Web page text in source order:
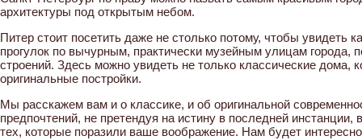
архитектуры под открытым небом.
Питер стоит посетить даже не столько потому, чтобы увидеть
прогулок по вычурным, практически музейным улицам
строений. Здесь можно увидеть не только классические дома,
оригинальные постройки.
Мы расскажем вам и о классике, и об оригинальной
предпочтений, не претендуя на истину в последней
тех, которые поразили ваше воображение. Нам будет